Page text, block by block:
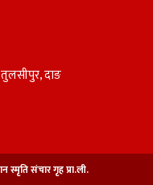
दाङ
संचार गृह प्रा.ली.